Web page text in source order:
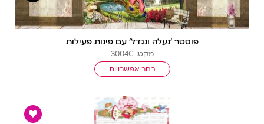
פוסטר ‘נעלה ונגדל’ עם פינות פעילות
מקט: 3004C
בחר אפשרויות